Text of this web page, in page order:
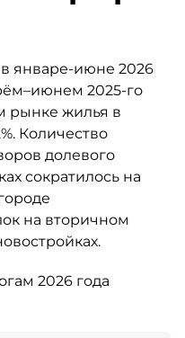
в январе-июне 2026
2025-го
рынке жилья в
Количество
долевого
сократилось на
на вторичном
2026 года